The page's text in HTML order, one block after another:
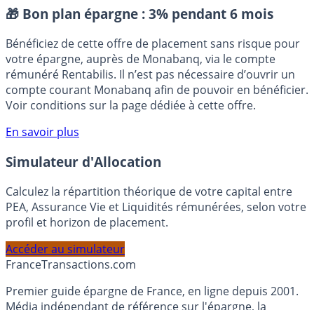
Placement sans risque
🎁 Bon plan épargne : 3% pendant 6 mois
Bénéficiez de cette offre de placement sans risque pour
votre épargne, auprès de Monabanq, via le compte
rémunéré Rentabilis. Il n’est pas nécessaire d’ouvrir un
Voir conditions sur la page dédiée à cette offre.
En savoir plus
Simulateur d'Allocation
Calculez la répartition théorique de votre capital entre
PEA, Assurance Vie et Liquidités rémunérées, selon votre
profil et horizon de placement.
FranceTransactions.com